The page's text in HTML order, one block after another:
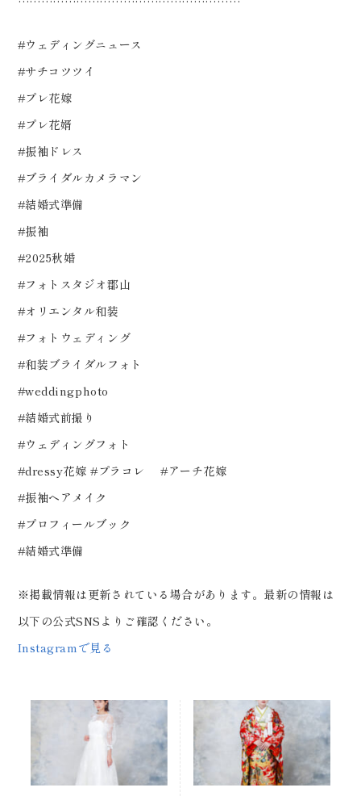
#ウェディングニュース
#サチコツツイ
#プレ花嫁
#プレ花婿
#振袖ドレス
#ブライダルカメラマン
#結婚式準備
#振袖
#2025秋婚
#フォトスタジオ郡山
#オリエンタル和装
#フォトウェディング
#和装ブライダルフォト
#weddingphoto
#結婚式前撮り
#ウェディングフォト
#dressy花嫁 #プラコレ #アーチ花嫁
#振袖ヘアメイク
#プロフィールブック
#結婚式準備
※掲載情報は更新されている場合があります。最新の情報は
以下の公式SNSよりご確認ください。
Instagramで見る